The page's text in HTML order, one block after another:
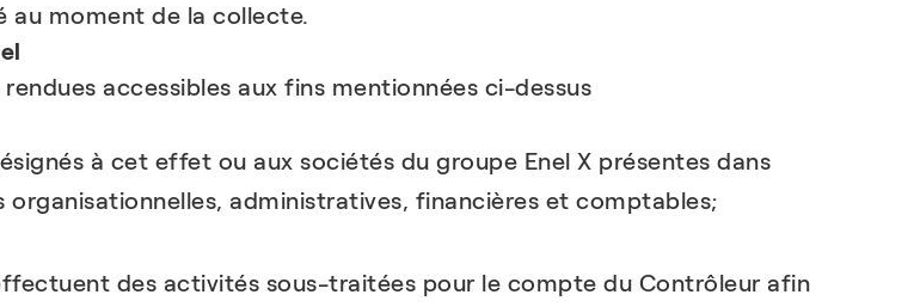
au moment de la collecte.
accessibles aux fins mentionnées ci-dessus
à cet effet ou aux sociétés du groupe Enel X présentes dans
organisationnelles, administratives, financières et comptables;
des activités sous-traitées pour le compte du Contrôleur afin